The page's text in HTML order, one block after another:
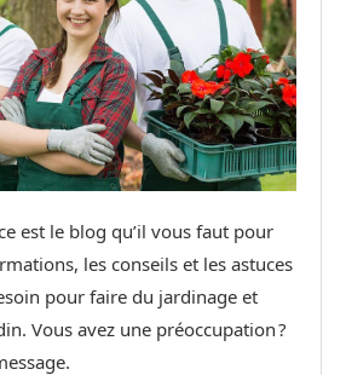
est le blog qu’il vous faut pour
les conseils et les astuces
pour faire du jardinage et
Vous avez une préoccupation ?